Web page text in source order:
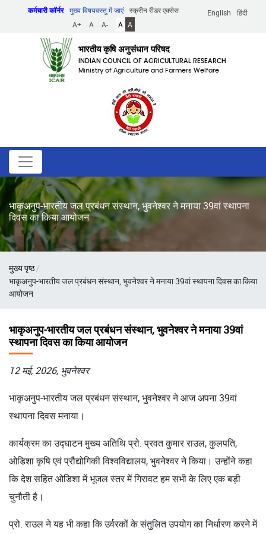
English हिंदी
कर्मचारी कॉर्नर मुख्य विषयवस्तु में जाएं
स्क्रीन रीडर एक्सेस
A+
A A- A A
भारतीय कृषि अनुसंधान परिषद
INDIAN COUNCIL OF AGRICULTURAL RESEARCH
Ministry of Agriculture and Farmers Welfare
भाकृअनुप-भारतीय जल प्रबंधन संस्थान, भुवनेश्वर ने मनाया 39वां स्थापना
दिवस का किया आयोजन
पग
चिन्ह
मुख्य पृष्ठ
भाकृअनुप-भारतीय जल प्रबंधन संस्थान, भुवनेश्वर ने मनाया 39वां स्थापना दिवस का किया
आयोजन
भाकृअनुप-भारतीय जल प्रबंधन संस्थान, भुवनेश्वर ने मनाया 39वां
स्थापना दिवस का किया आयोजन
12 मई, 2026, भुवनेश्वर
भाकृअनुप-भारतीय जल प्रबंधन संस्थान, भुवनेश्वर ने आज अपना 39वां
स्थापना दिवस मनाया।
कार्यक्रम का उद्घाटन मुख्य अतिथि प्रो. प्रवत कुमार राउल, कुलपति,
ओडिशा कृषि एवं प्रौद्योगिकी विश्वविद्यालय, भुवनेश्वर ने किया। उन्होंने कहा
कि देश सहित ओडिशा में भूजल स्तर में गिरावट हम सभी के लिए एक बड़ी
चुनौती है।
प्रो. राउल ने यह भी कहा कि उर्वरकों के संतुलित उपयोग का निर्धारण करने में